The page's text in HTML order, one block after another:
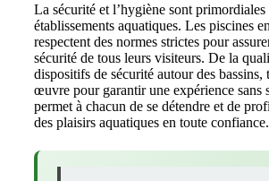
La sécurité et l’hygiène sont primordiales
établissements aquatiques. Les piscines
respectent des normes strictes pour
sécurité de tous leurs visiteurs. De la
dispositifs de sécurité autour des bassins,
œuvre pour garantir une expérience sans
permet à chacun de se détendre et de
des plaisirs aquatiques en toute confiance.